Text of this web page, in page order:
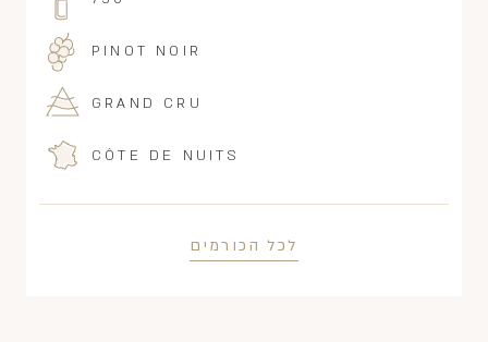
PINOT NOIR
GRAND CRU
CÔTE DE NUITS
לכל הכורמים